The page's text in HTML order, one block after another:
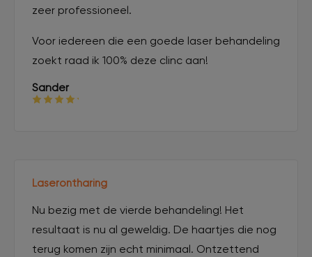
zeer professioneel.
Voor iedereen die een goede laser behandeling
zoekt raad ik 100% deze clinc aan!
Sander
Laserontharing
Nu bezig met de vierde behandeling! Het
resultaat is nu al geweldig. De haartjes die nog
terug komen zijn echt minimaal. Ontzettend